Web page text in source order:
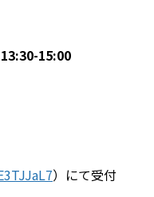
15:00
）にて受付